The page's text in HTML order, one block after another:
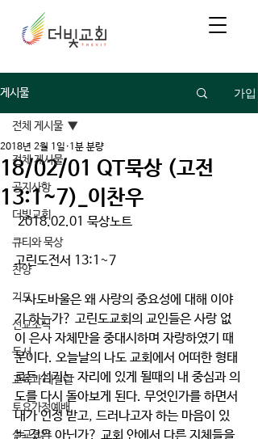
게시물 가입
전체 게시물
공지사항
더빛교회
큐티와 묵상
찬양
기도
선교소식
독서
교육과 테필린
토요가정예배
설교요약
전체 게시물
18/02/01 QT묵상 (고전
13:1~7)_이찬우
2018년 2월 1일 1분 분량
2018.02.01 묵상노트
고린도전서 13:1~7
- 사도바울은 왜 사랑의 중요성에 대해 이야
기 하는가? 고린도교회의 교인들은 사랑 없
이 은사 자체만을 중대시하며 자랑하였기 때
문이다. 오늘날의 나도 교회에서 어떠한 형태
로든 섬기는 자리에 있게 될때의 내 중심과 의
도를 다시 돌아보게 된다. 무엇인가를 하면서
내가 인정 받고, 드러나고자 하는 마음이 있
는 것은 아닌가? 교회 안에서 다른 지체들을